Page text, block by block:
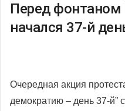
Перед фонтаном
начался 37-й
Очередная акция
демократию – день 37-й”